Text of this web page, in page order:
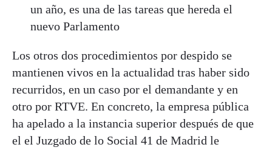
un año, es una de las tareas que hereda el
nuevo Parlamento
Los otros dos procedimientos por despido se
mantienen vivos en la actualidad tras haber sido
recurridos, en un caso por el demandante y en
otro por RTVE. En concreto, la empresa pública
ha apelado a la instancia superior después de que
el el Juzgado de lo Social 41 de Madrid le